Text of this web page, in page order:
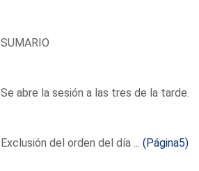
SUMARIO
Se abre la sesión a las tres de la tarde.
Exclusión del orden del día ... (Página5)